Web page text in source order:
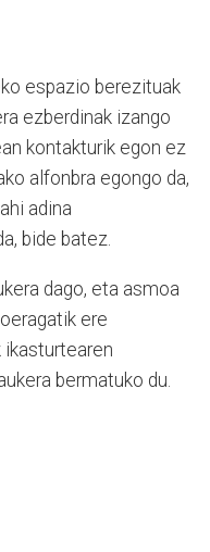
espazio berezituak
ezberdinak izango
kontakturik egon ez
alfonbra egongo da,
adina
bide batez.
dago, eta asmoa
ere
ikasturtearen
bermatuko du.